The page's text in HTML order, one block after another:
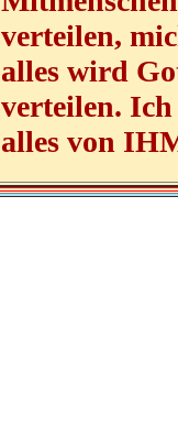
verteilen,
alles wird
verteilen.
alles von